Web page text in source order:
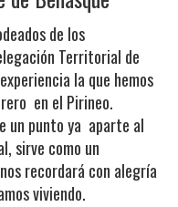
de los
Territorial de
la que hemos
en el Pirineo.
un punto ya aparte al
sirve como un
recordará con alegría
viviendo.